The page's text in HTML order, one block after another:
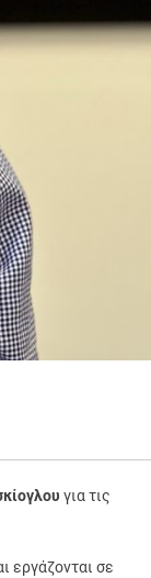
για τις
εργάζονται σε